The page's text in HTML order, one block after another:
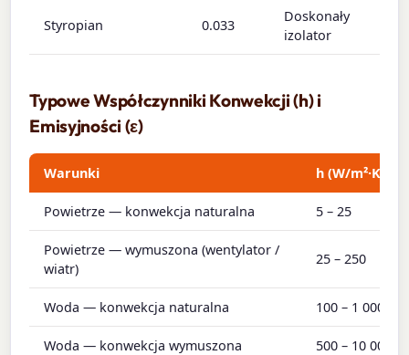
Styropian 0.033
Doskonały
izolator
Typowe Współczynniki Konwekcji (h) i
Emisyjności (ε)
Warunki h (W/m²·K)
Powietrze — konwekcja naturalna 5 – 25
Powietrze — wymuszona (wentylator /
wiatr)
25 – 250
Woda — konwekcja naturalna 100 – 1 000
Woda — konwekcja wymuszona 500 – 10 000